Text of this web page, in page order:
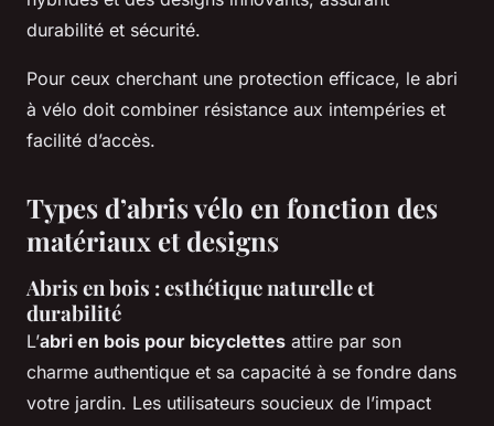
durabilité et sécurité.
Pour ceux cherchant une protection efficace, le abri
à vélo doit combiner résistance aux intempéries et
facilité d’accès.
Types d’abris vélo en fonction des
matériaux et designs
Abris en bois : esthétique naturelle et
durabilité
L’abri en bois pour bicyclettes attire par son
charme authentique et sa capacité à se fondre dans
votre jardin. Les utilisateurs soucieux de l’impact